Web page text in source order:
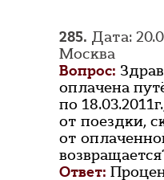
285. Дата:
Москва
Вопрос:
оплачена
по
от поездки,
от
Ответ: